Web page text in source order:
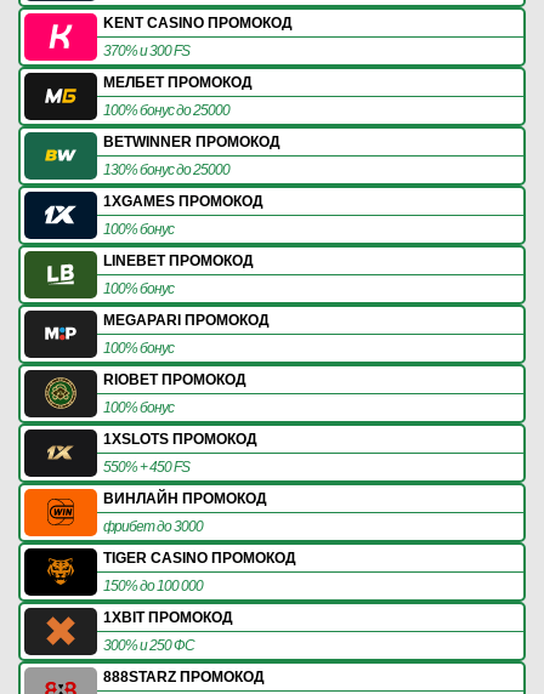
KENT CASINO ПРОМОКОД
370% и 300 FS
МЕЛБЕТ ПРОМОКОД
100% бонус до 25000
BETWINNER ПРОМОКОД
130% бонус до 25000
1XGAMES ПРОМОКОД
100% бонус
LINEBET ПРОМОКОД
100% бонус
MEGAPARI ПРОМОКОД
100% бонус
RIOBET ПРОМОКОД
100% бонус
1XSLOTS ПРОМОКОД
550% + 450 FS
ВИНЛАЙН ПРОМОКОД
фрибет до 3000
TIGER CASINO ПРОМОКОД
150% до 100 000
1XBIT ПРОМОКОД
300% и 250 ФС
888STARZ ПРОМОКОД